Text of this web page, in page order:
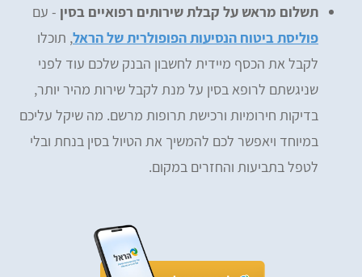
תשלום מראש על קבלת שירותים רפואיים בסין - עם
פוליסת ביטוח הנסיעות הפופולרית של הראל, תוכלו
לקבל את הכסף מיידית לחשבון הבנק שלכם עוד לפני
שניגשתם לרופא בסין על מנת לקבל שירות מהיר יותר,
בדיקות חירומיות ורכישת תרופות מרשם. מה שיקל עליכם
במיוחד ויאפשר לכם להמשיך את הטיול בסין בנחת ובלי
לטפל בתביעות והחזרים במקום.